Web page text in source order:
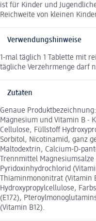
ist für Kinder und
Reichweite von kleinen
Verwendungshinweise
1-mal täglich 1 Tablette mit
tägliche Verzehrmenge darf
Zutaten
Genaue
Magnesium und Vitamin B -
Cellulose, Füllstoff
Sorbitol, Nicotinamid, ganz
Maltodextrin, Calcium-D-
Trennmittel
Pyridoxinhydrochlorid
Thiaminmononitrat (Vitamin
Hydroxypropylcellulose,
(E172),
(Vitamin B12).